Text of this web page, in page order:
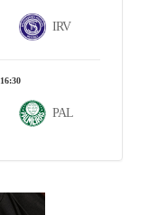
IRV
16:30
PAL